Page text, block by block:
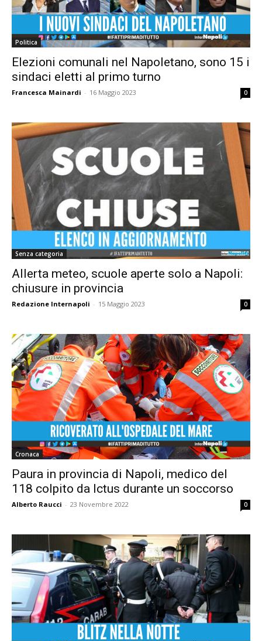
Politica
Elezioni comunali nel Napoletano, sono 15 i
sindaci eletti al primo turno
Francesca Mainardi - 16 Maggio 2023 0
Senza categoria
Allerta meteo, scuole aperte solo a Napoli:
chiusure in provincia
Redazione Internapoli - 15 Maggio 2023 0
Cronaca
Paura in provincia di Napoli, medico del
118 colpito da Ictus durante un soccorso
Alberto Raucci - 23 Novembre 2022 0